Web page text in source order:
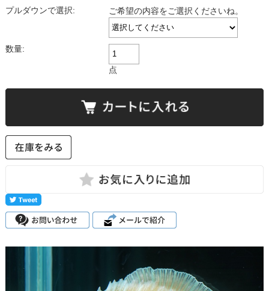
プルダウンで選択: ご希望の内容をご選択くださいね。
数量:
点